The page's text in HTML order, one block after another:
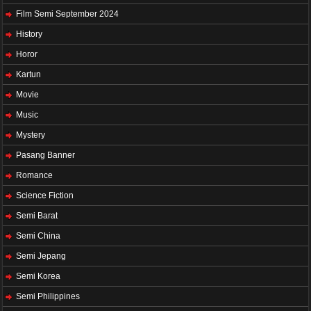
Film Semi September 2024
History
Horor
Kartun
Movie
Music
Mystery
Pasang Banner
Romance
Science Fiction
Semi Barat
Semi China
Semi Jepang
Semi Korea
Semi Philippines